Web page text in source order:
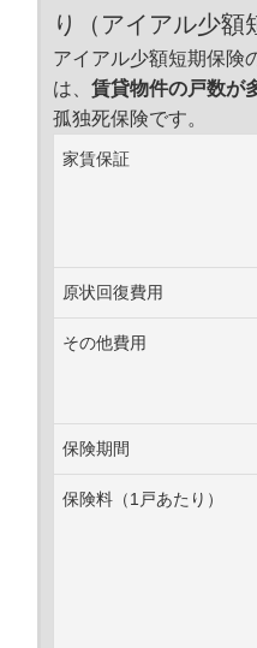
り（アイアル少額
アイアル少額短期保険
は、 賃貸物件の戸数が
孤独死保険です。
家賃保証
原状回復費用
その他費用
保険期間
保険料（1戸あたり）